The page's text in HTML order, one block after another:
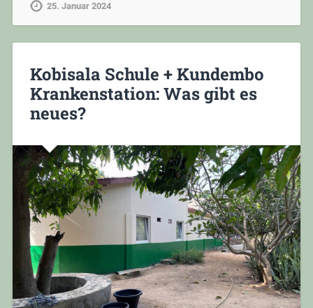
25. Januar 2024
Kobisala Schule + Kundembo
Krankenstation: Was gibt es
neues?